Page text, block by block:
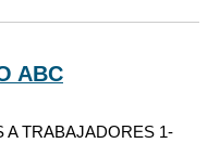
ABC
A TRABAJADORES 1-